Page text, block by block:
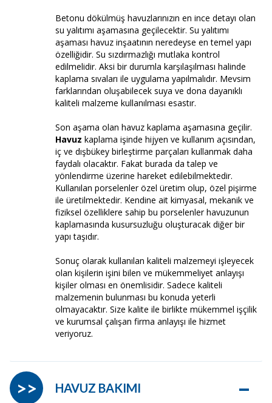
Betonu dökülmüş havuzlarınızın en ince detayı olan
su yalıtımı aşamasına geçilecektir. Su yalıtımı
aşaması havuz inşaatının neredeyse en temel yapı
özelliğidir. Su sızdırmazlığı mutlaka kontrol
edilmelidir. Aksi bir durumla karşılaşılması halinde
kaplama sıvaları ile uygulama yapılmalıdır. Mevsim
farklarından oluşabilecek suya ve dona dayanıklı
kaliteli malzeme kullanılması esastır.
Son aşama olan havuz kaplama aşamasına geçilir.
Havuz kaplama işinde hijyen ve kullanım açısından,
iç ve dışbükey birleştirme parçaları kullanmak daha
faydalı olacaktır. Fakat burada da talep ve
yönlendirme üzerine hareket edilebilmektedir.
Kullanılan porselenler özel üretim olup, özel pişirme
ile üretilmektedir. Kendine ait kimyasal, mekanik ve
fiziksel özelliklere sahip bu porselenler havuzunun
kaplamasında kusursuzluğu oluşturacak diğer bir
yapı taşıdır.
Sonuç olarak kullanılan kaliteli malzemeyi işleyecek
olan kişilerin işini bilen ve mükemmeliyet anlayışı
kişiler olması en önemlisidir. Sadece kaliteli
malzemenin bulunması bu konuda yeterli
olmayacaktır. Size kalite ile birlikte mükemmel işçilik
ve kurumsal çalışan firma anlayışı ile hizmet
veriyoruz.
HAVUZ BAKIMI –
>>